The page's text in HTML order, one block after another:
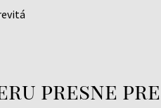
presne